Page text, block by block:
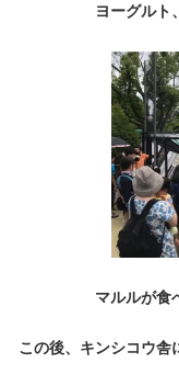
ヨーグルト
マルルが食
この後、キンシコウ舎